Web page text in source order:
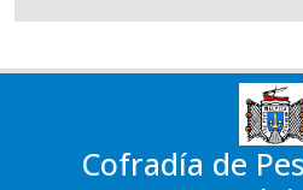
Cofradía de